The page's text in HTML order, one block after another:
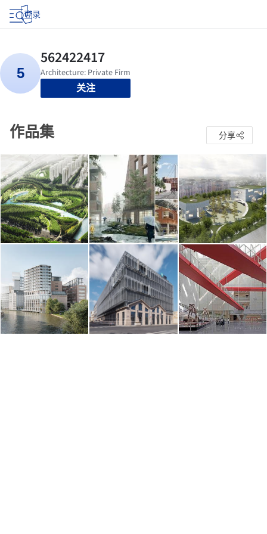
登录
关注
作品集 分享